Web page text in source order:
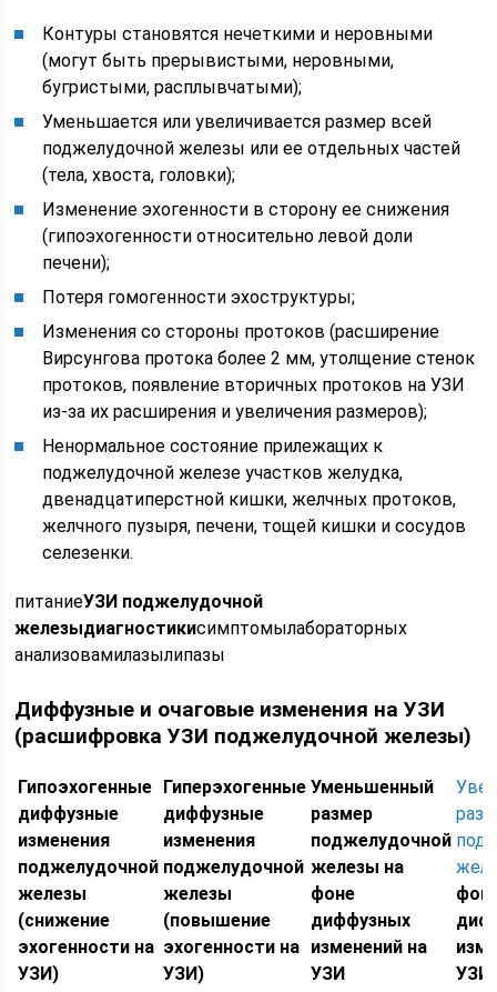
Контуры становятся нечеткими и неровными
(могут быть прерывистыми, неровными,
бугристыми, расплывчатыми);
Уменьшается или увеличивается размер всей
поджелудочной железы или ее отдельных частей
(тела, хвоста, головки);
Изменение эхогенности в сторону ее снижения
(гипоэхогенности относительно левой доли
печени);
Потеря гомогенности эхоструктуры;
Изменения со стороны протоков (расширение
Вирсунгова протока более 2 мм, утолщение стенок
протоков, появление вторичных протоков на УЗИ
из-за их расширения и увеличения размеров);
Ненормальное состояние прилежащих к
поджелудочной железе участков желудка,
двенадцатиперстной кишки, желчных протоков,
желчного пузыря, печени, тощей кишки и сосудов
селезенки.
питаниеУЗИ поджелудочной
железыдиагностикисимптомылабораторных
анализовамилазылипазы
Диффузные и очаговые изменения на УЗИ
(расшифровка УЗИ поджелудочной железы)
Гипоэхогенные
диффузные
изменения
поджелудочной
железы
(снижение
эхогенности на
УЗИ)
Гиперэхогенные
диффузные
изменения
поджелудочной
железы
(повышение
эхогенности на
УЗИ)
Уменьшенный
размер
поджелудочной
железы на
фоне
диффузных
изменений на
УЗИ
УЗИ